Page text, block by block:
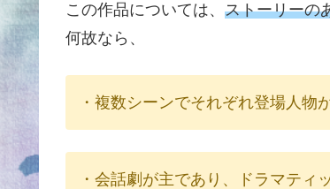
この作品については、 ストーリーの
何故なら、
・複数シーンでそれぞれ登場人物
・会話劇が主であり、ドラマティ